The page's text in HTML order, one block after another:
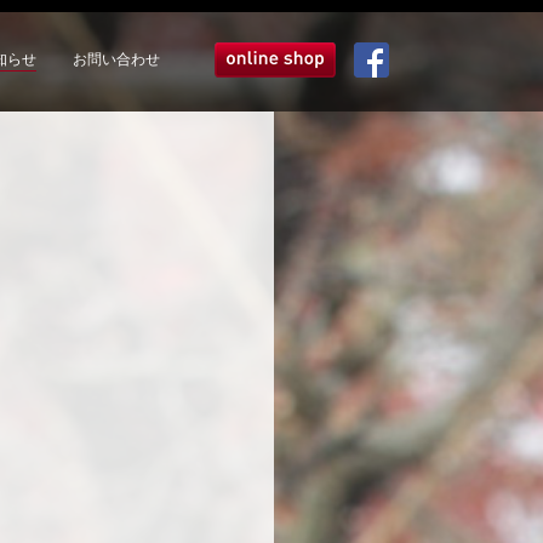
らせ お問い合わせ オンラインショップ